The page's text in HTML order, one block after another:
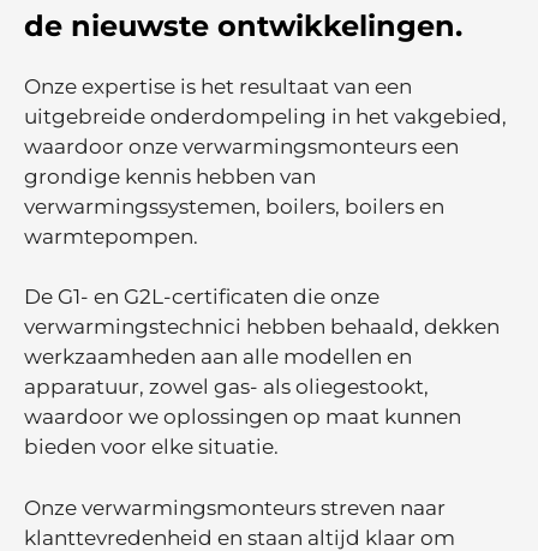
de nieuwste ontwikkelingen.
Onze expertise is het resultaat van een
uitgebreide onderdompeling in het vakgebied,
waardoor onze verwarmingsmonteurs een
grondige kennis hebben van
verwarmingssystemen, boilers, boilers en
warmtepompen.
De G1- en G2L-certificaten die onze
verwarmingstechnici hebben behaald, dekken
werkzaamheden aan alle modellen en
apparatuur, zowel gas- als oliegestookt,
waardoor we oplossingen op maat kunnen
bieden voor elke situatie.
Onze verwarmingsmonteurs streven naar
klanttevredenheid en staan altijd klaar om